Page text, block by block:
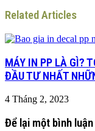
Related Articles
MÁY IN PP LÀ GÌ?
ĐẦU TƯ NHẤT
4 Tháng 2, 2023
Để lại một bình luận